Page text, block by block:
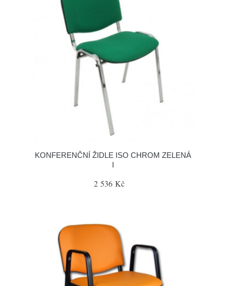
KONFERENČNÍ ŽIDLE ISO CHROM ZELENÁ
I
2 536 Kč